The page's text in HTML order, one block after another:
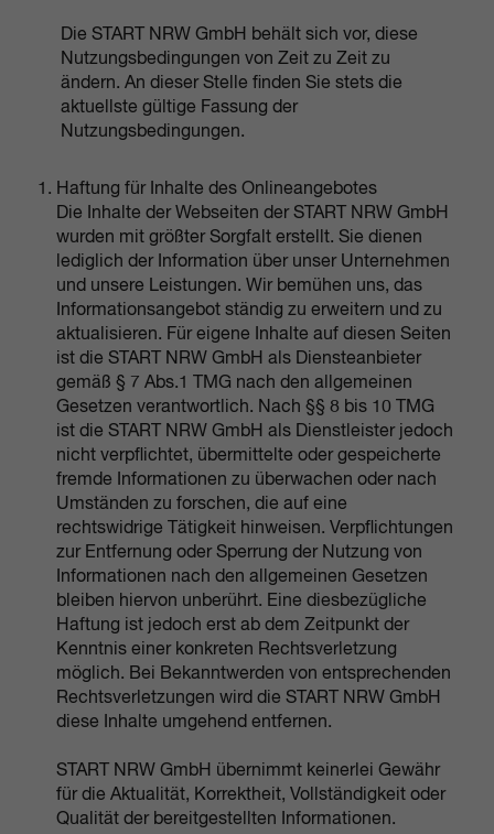
Die START NRW GmbH behält sich vor, diese
Nutzungsbedingungen von Zeit zu Zeit zu
ändern. An dieser Stelle finden Sie stets die
aktuellste gültige Fassung der
Nutzungsbedingungen.
Haftung für Inhalte des Onlineangebotes
Die Inhalte der Webseiten der START NRW GmbH
wurden mit größter Sorgfalt erstellt. Sie dienen
lediglich der Information über unser Unternehmen
und unsere Leistungen. Wir bemühen uns, das
Informationsangebot ständig zu erweitern und zu
aktualisieren. Für eigene Inhalte auf diesen Seiten
ist die START NRW GmbH als Diensteanbieter
gemäß § 7 Abs.1 TMG nach den allgemeinen
Gesetzen verantwortlich. Nach §§ 8 bis 10 TMG
ist die START NRW GmbH als Dienstleister jedoch
nicht verpflichtet, übermittelte oder gespeicherte
fremde Informationen zu überwachen oder nach
Umständen zu forschen, die auf eine
rechtswidrige Tätigkeit hinweisen. Verpflichtungen
zur Entfernung oder Sperrung der Nutzung von
Informationen nach den allgemeinen Gesetzen
bleiben hiervon unberührt. Eine diesbezügliche
Haftung ist jedoch erst ab dem Zeitpunkt der
Kenntnis einer konkreten Rechtsverletzung
möglich. Bei Bekanntwerden von entsprechenden
Rechtsverletzungen wird die START NRW GmbH
diese Inhalte umgehend entfernen.
START NRW GmbH übernimmt keinerlei Gewähr
für die Aktualität, Korrektheit, Vollständigkeit oder
Qualität der bereitgestellten Informationen.